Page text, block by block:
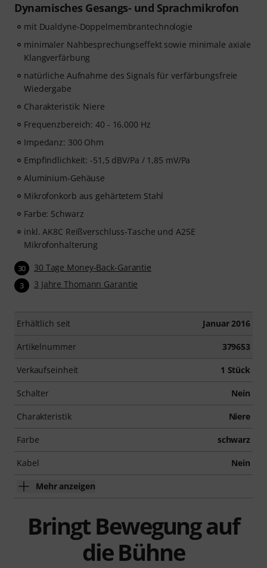
Dynamisches Gesangs- und Sprachmikrofon
mit Dualdyne-Doppelmembrantechnologie
minimaler Nahbesprechungseffekt sowie minimale axiale
Klangverfärbung
natürliche Aufnahme des Signals für verfärbungsfreie
Wiedergabe
Charakteristik: Niere
Frequenzbereich: 40 - 16.000 Hz
Impedanz: 300 Ohm
Empfindlichkeit: -51,5 dBV/Pa / 1,85 mV/Pa
Aluminium-Gehäuse
Mikrofonkorb aus gehärtetem Stahl
Farbe: Schwarz
inkl. AK8C Reißverschluss-Tasche und A25E
Mikrofonhalterung
30 30 Tage Money-Back-Garantie
3 3 Jahre Thomann Garantie
Erhältlich seit Januar 2016
Artikelnummer 379653
Verkaufseinheit 1 Stück
Schalter Nein
Charakteristik Niere
Farbe schwarz
Kabel Nein
Mehr anzeigen
Bringt Bewegung auf
die Bühne